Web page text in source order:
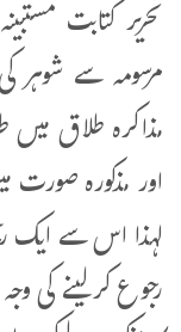
تحریر کتابت
مرسومہ سے
مذاکرہ طلاق
اور مذکورہ
لہذا اس سے ایک
رجوع کرلینے کی